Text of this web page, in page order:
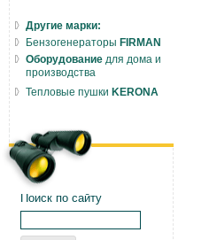
Другие марки:
Бензогенераторы FIRMAN
Оборудование для дома и
производства
Тепловые пушки KERONA
Поиск по сайту